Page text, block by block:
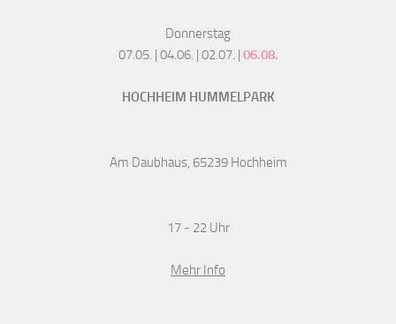
Donnerstag
07.05. | 04.06. | 02.07. | 06.08.
HOCHHEIM HUMMELPARK
Am Daubhaus, 65239 Hochheim
17 - 22 Uhr
Mehr Info